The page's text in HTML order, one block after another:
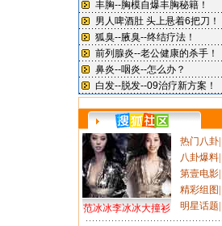
范冰冰李冰冰大撞衫
热门八卦
八卦爆料
第壹电影
精彩组图
明星话题